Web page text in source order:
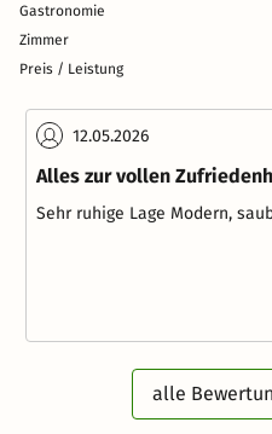
Gastronomie
Zimmer
Preis / Leistung
12.05.2026
Alles zur vollen
Sehr ruhige Lage Modern,
alle